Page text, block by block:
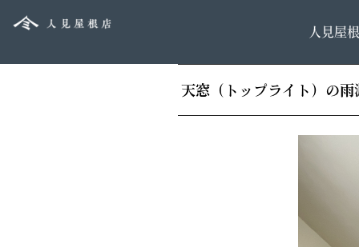
人見屋
天窓（トップライト）の